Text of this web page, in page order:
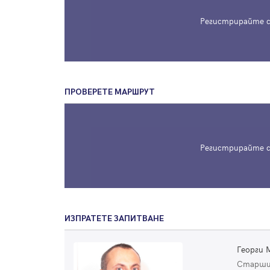
Регистрирайте
ПРОВЕРЕТЕ МАРШРУТ
Регистрирайте
ИЗПРАТЕТЕ ЗАПИТВАНЕ
Георги